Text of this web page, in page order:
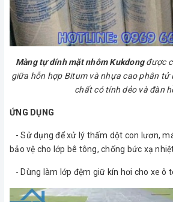
Màng tự dính mặt nhôm Kukdongđược
giữa hỗn hợp Bitum và nhựa cao phân
chất có tính dẻo và đàn
ỨNG DỤNG
- Sử dụng để xử lý thấm dột con lươn,
bảo vệ cho lớp bê tông, chống bức xạ
- Dùng làm lớp đệm giữ kín hơi cho xe ô